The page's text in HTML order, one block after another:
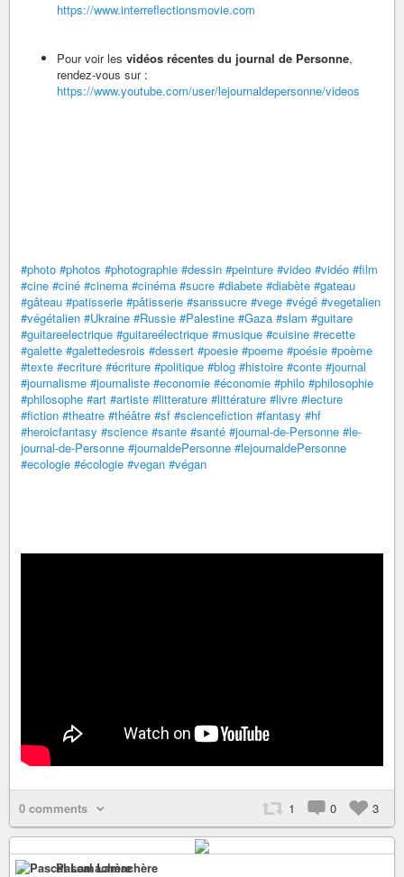
https://www.interreflectionsmovie.com
Pour voir les vidéos récentes du journal de Personne,
rendez-vous sur :
https://www.youtube.com/user/lejournaldepersonne/videos
#photo #photos #photographie #dessin #peinture #video #vidéo #film
#cine #ciné #cinema #cinéma #sucre #diabete #diabète #gateau
#gâteau #patisserie #pâtisserie #sanssucre #vege #végé #vegetalien
#végétalien #Ukraine #Russie #Palestine #Gaza #slam #guitare
#guitareelectrique #guitareélectrique #musique #cuisine #recette
#galette #galettedesrois #dessert #poesie #poeme #poésie #poème
#texte #ecriture #écriture #politique #blog #histoire #conte #journal
#journalisme #journaliste #economie #économie #philo #philosophie
#philosophe #art #artiste #litterature #littérature #livre #lecture
#fiction #theatre #théâtre #sf #sciencefiction #fantasy #hf
#heroicfantasy #science #sante #santé #journal-de-Personne #le-
journal-de-Personne #journaldePersonne #lejournaldePersonne
#ecologie #écologie #vegan #végan
0 comments 1 0 3
Pascal Lamachère